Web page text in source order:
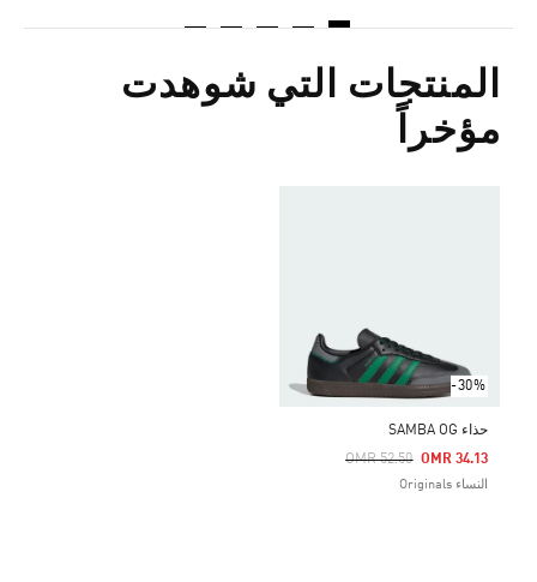
المنتجات التي شوهدت
مؤخراً
-30%
حذاء SAMBA OG
Price Reduced From
OMR 52.50
To OMR 34.13
النساء Originals